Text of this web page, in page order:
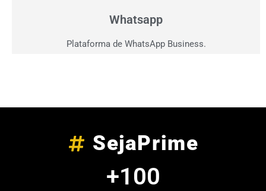
Whatsapp
Plataforma de WhatsApp Business.
SejaPrime
+100